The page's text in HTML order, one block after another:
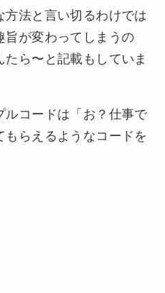
方法と言い切るわけでは
旨が変わってしまうの
ら〜と記載もしていま
ルコードは「お？仕事で
もらえるようなコードを